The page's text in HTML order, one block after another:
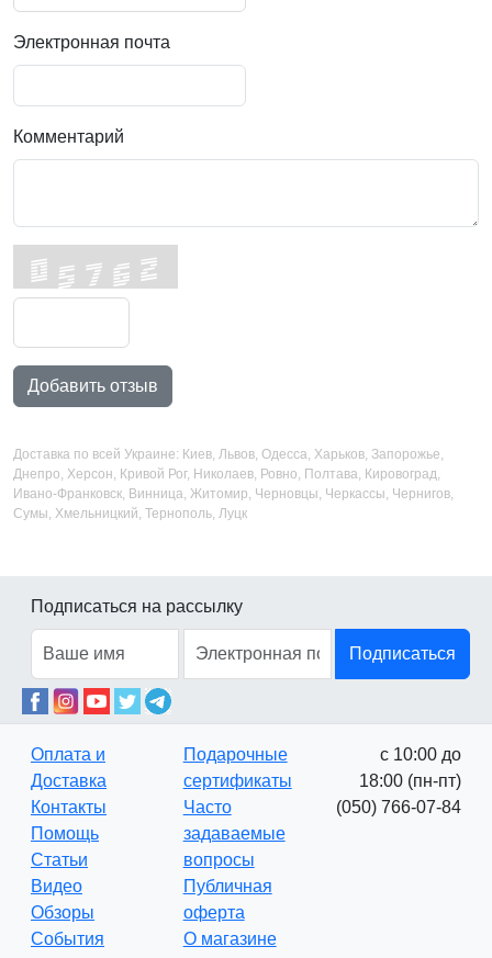
Электронная почта
Комментарий
Добавить отзыв
Доставка по всей Украине: Киев, Львов, Одесса, Харьков, Запорожье,
Днепро, Херсон, Кривой Рог, Николаев, Ровно, Полтава, Кировоград,
Ивано-Франковск, Винница, Житомир, Черновцы, Черкассы, Чернигов,
Сумы, Хмельницкий, Тернополь, Луцк
Подписаться на рассылку
Подписаться
Оплата и
Доставка
Контакты
Помощь
Статьи
Видео
Обзоры
События
Подарочные
сертификаты
Часто
задаваемые
вопросы
Публичная
оферта
О магазине
с 10:00 до
18:00 (пн-пт)
(050) 766-07-84